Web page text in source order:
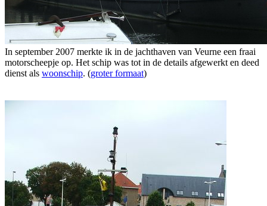
In september 2007 merkte ik in de jachthaven van Veurne een fraai
motorscheepje op. Het schip was tot in de details afgewerkt en deed
dienst als woonschip. (groter formaat)